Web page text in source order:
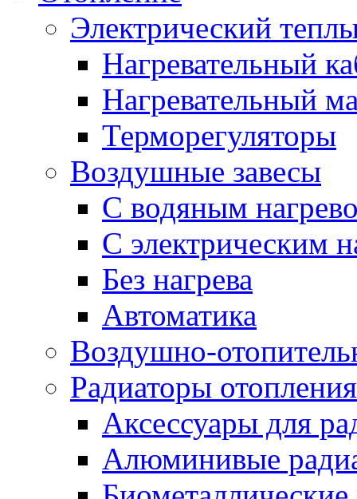
Электрический
Нагревательный
Нагревательный
Терморегуляторы
Воздушные завесы
С водяным
С электрическим
Без нагрева
Автоматика
Воздушно-
Радиаторы отопления
Аксессуары для
Алюминивые